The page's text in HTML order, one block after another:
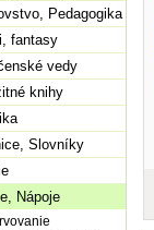
Pedagogika
fantasy
vedy
knihy
Slovníky
Nápoje